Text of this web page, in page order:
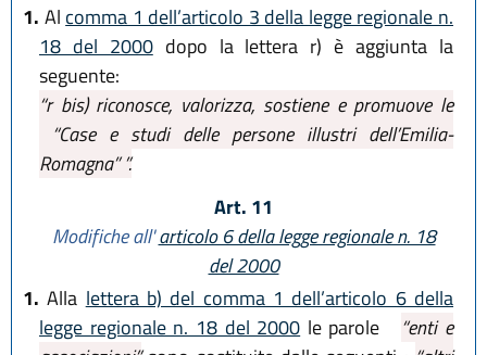
1. Al comma 1 dell’articolo 3 della legge regionale n.
18 del 2000dopo la lettera r) è aggiunta la
seguente:
“r bis) riconosce, valorizza, sostiene e promuove le
“Case e studi delle persone illustri dell’Emilia-
Romagna” ”.
Art. 11
Modifiche all'articolo 6 della legge regionale n. 18
del 2000
1. Alla lettera b) del comma 1 dell’articolo 6 della
legge regionale n. 18 del 2000 le parole “enti e